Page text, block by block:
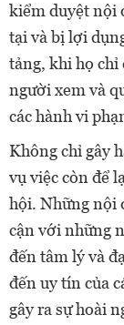
kiểm duyệt nội
tại và bị lợi
tảng, khi họ
người xem và
các hành vi
Không chỉ gây
vụ việc còn để
hội. Những nội
cận với những
đến tâm lý và
đến uy tín của
gây ra sự hoài